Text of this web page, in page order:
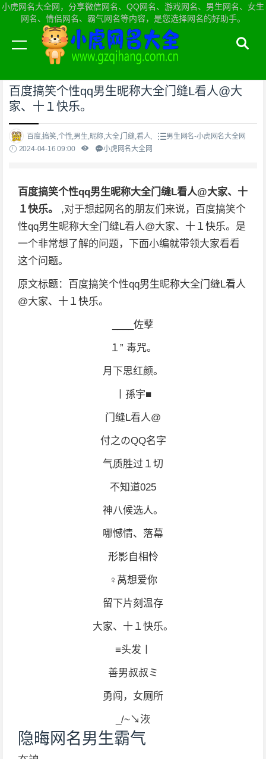
小虎网名大全网，分享微信网名、QQ网名、游戏网名、男生网名、女生
网名、情侣网名、霸气网名等内容，是您选择网名的好助手。
当前位置：小虎网名大全网首页>男生网名
百度搞笑个性qq男生昵称大全门缝L看人@大
家、十１快乐。
百度,搞笑,个性,男生,昵称,大全,门缝,看人,
男生网名-小虎网名大全网
2024-04-16 09:00
小虎网名大全网
百度搞笑个性qq男生昵称大全门缝L看人@大家、十
１快乐。 ,对于想起网名的朋友们来说，百度搞笑个
性qq男生昵称大全门缝L看人@大家、十１快乐。是
一个非常想了解的问题，下面小编就带领大家看看
这个问题。
原文标题：百度搞笑个性qq男生昵称大全门缝L看人
@大家、十１快乐。
____佐孽
１” 毒咒。
月下思红颜。
丨孫宇■
门缝L看人@
付之のQQ名字
气质胜过１切
不知道025
神八候选人。
哪憾情、落幕
形影自相怜
♀莴想爱你
留下片刻温存
大家、十１快乐。
≡头发丨
善男叔叔ミ
勇闯，女厕所
_/~↘洃
隐晦网名男生霸气